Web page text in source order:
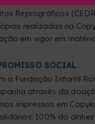
Reprográficos
realizadas na
em vigor em
SOCIAL
a Fundação Infantil
através da
impressos em
100% do